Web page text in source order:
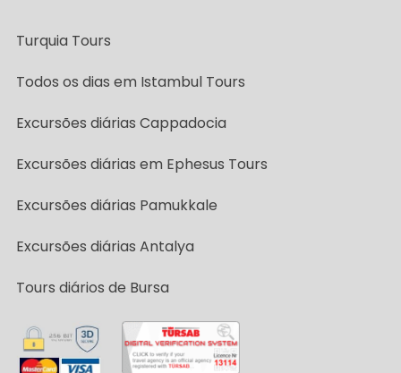
Turquia Tours
Todos os dias em Istambul Tours
Excursões diárias Cappadocia
Excursões diárias em Ephesus Tours
Excursões diárias Pamukkale
Excursões diárias Antalya
Tours diários de Bursa